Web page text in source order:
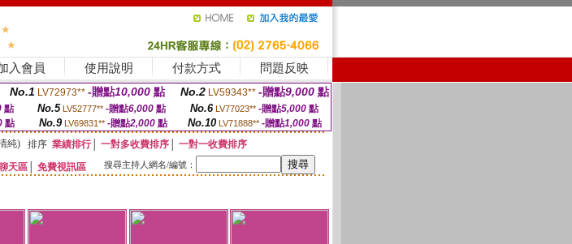
入會員 使用說明 付款方式 問題反映
No.1 LV72973** -贈點10,000 點 No.2 LV59343** -贈點9,000 點
點 No.5 LV52777** -贈點6,000點 No.6 LV77023** -贈點5,000點
點 No.9 LV69831** -贈點2,000點 No.10 LV71888** -贈點1,000 點
純) 排序 業績排行│ 一對多收費排序
一對一收費排序
天區 免費視訊區 搜尋主持人網名/編號：